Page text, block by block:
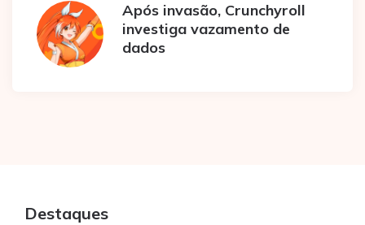
Após invasão, Crunchyroll
investiga vazamento de
dados
Destaques